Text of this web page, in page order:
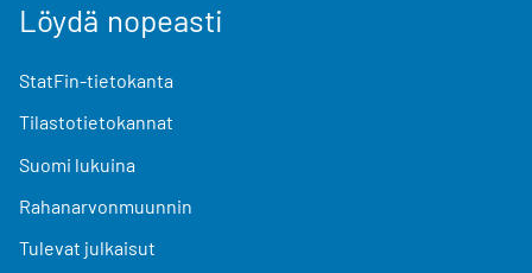
Löydä nopeasti
StatFin-tietokanta
Tilastotietokannat
Suomi lukuina
Rahanarvonmuunnin
Tulevat julkaisut